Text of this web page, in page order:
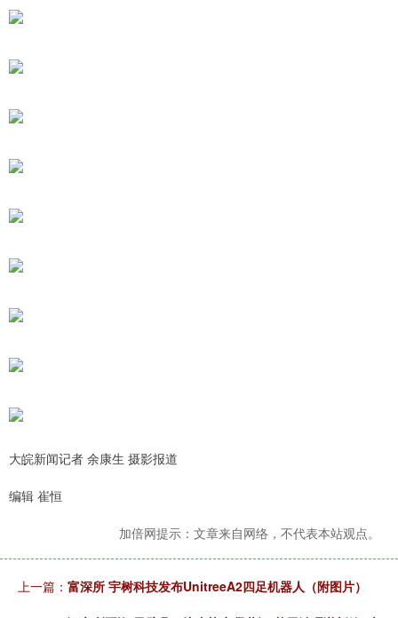
大皖新闻记者 余康生 摄影报道
编辑 崔恒
加倍网提示：文章来自网络，不代表本站观点。
上一篇： 富深所 宇树科技发布UnitreeA2四足机器人（附图片）